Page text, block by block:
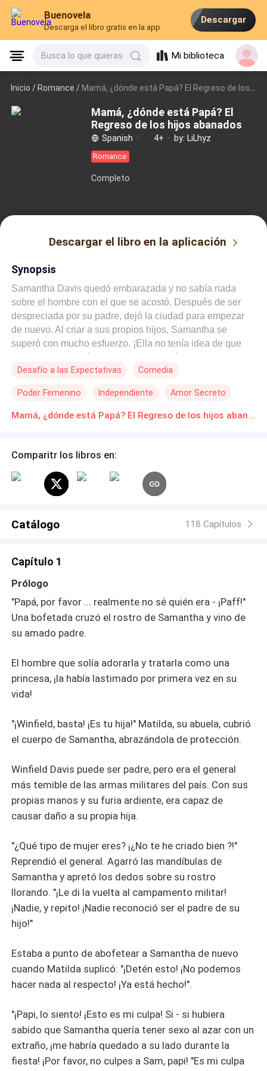
Buenovela
Descarga el libro gratis en la app
Descargar
Busca lo que quieras Mi biblioteca
Inicio /Romance / Mamá, ¿dónde está Papá? El Regreso de los hijos abanados
Mamá, ¿dónde está Papá? El
Regreso de los hijos abanados
Spanish · 4+ · by: LiLhyz
Romance
Completo
Descargar el libro en la aplicación
Synopsis
Samantha Davis quedó embarazada y no sabía nada
sobre el hombre con el que se acostó. Después de ser
despreciada por su padre, dejó la ciudad para empezar
de nuevo. Al criar a sus propios hijos, Samantha se
superó con mucho esfuerzo. ¡Ella no tenía idea de que
conformaban con menos! A los tres años, sus bebés
lejos". Esa fue la forma más fácil para que Samantha les
explicara a sus hijos la ausencia de un padre.A los cuatro
vez más, Samantha eligió la salida más fácil. Después de
abandonado durante mucho tiempo, la Ciudad de
Braeton. Sabía que estaba destinada a responder a la
concluyó que ya era hora de decir la verdad. Sin
De pie frente a ella estaba una escultura de hielo, el
poderoso de la ciudad.
Desafío a las Expectativas Comedia
Poder Femenino Independiente Amor Secreto
Contemporánea Rebelde Perdón CEO Mamá, ¿dónde está Papá? El Regreso de los hijos abanados Novelas Online Descarga gratuita de PDF
Comparitr los libros en:
Catálogo 118 Capítulos
Capítulo 1
Prólogo
"Papá, por favor ... realmente no sé quién era - ¡Paff!"
Una bofetada cruzó el rostro de Samantha y vino de
su amado padre.
El hombre que solía adorarla y tratarla como una
princesa, ¡la había lastimado por primera vez en su
vida!
"¡Winfield, basta! ¡Es tu hija!" Matilda, su abuela, cubrió
el cuerpo de Samantha, abrazándola de protección.
Winfield Davis puede ser padre, pero era el general
más temible de las armas militares del país. Con sus
propias manos y su furia ardiente, era capaz de
causar daño a su propia hija.
"¿Qué tipo de mujer eres? ¡¿No te he criado bien ?!"
Reprendió el general. Agarró las mandíbulas de
Samantha y apretó los dedos sobre su rostro
llorando. "¡Le di la vuelta al campamento militar!
¡Nadie, y repito! ¡Nadie reconoció ser el padre de su
hijo!"
Estaba a punto de abofetear a Samantha de nuevo
cuando Matilda suplicó: "¡Detén esto! ¡No podemos
hacer nada al respecto! ¡Ya está hecho!".
"¡Papi, lo siento! ¡Esto es mi culpa! Si - si hubiera
sabido que Samantha quería tener sexo al azar con un
extraño, ¡me habría quedado a su lado durante la
fiesta! ¡Por favor, no culpes a Sam, papi! "Es mi culpa